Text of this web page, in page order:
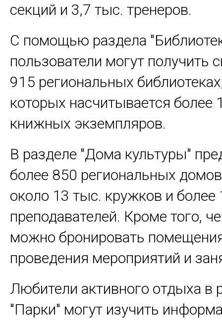
секций и 3,7 тыс. тренеров.
С помощью раздела
пользователи могут получить
915 региональных
которых насчитывается более
книжных экземпляров.
В разделе "Дома культуры"
более 850 региональных
около 13 тыс. кружков и более
преподавателей. Кроме того,
можно бронировать
проведения мероприятий и
Любители активного отдыха в
"Парки" могут изучить